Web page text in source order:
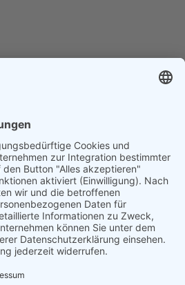
5456
17:00 Uhr - 18:30 Uhr
Uhr